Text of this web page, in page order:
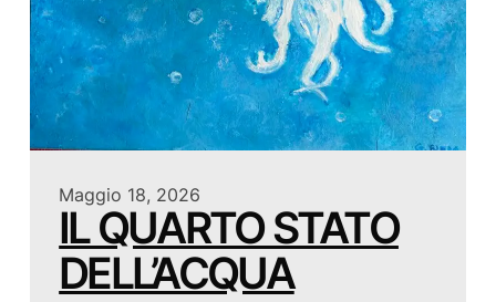
Maggio 18, 2026
IL QUARTO STATO
DELL’ACQUA